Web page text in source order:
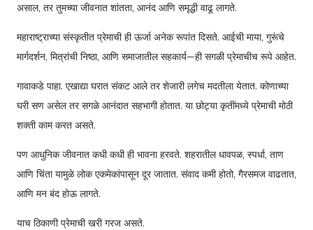
असाल, तर तुमच्या जीवनात शांतता, आनंद आणि समृद्धी वाढू लागते.
महाराष्ट्राच्या संस्कृतीत प्रेमाची ही ऊर्जा अनेक रूपांत दिसते. आईची माया, गुरूंचे
मार्गदर्शन, मित्रांची निष्ठा, आणि समाजातील सहकार्य—ही सगळी प्रेमाचीच रूपे आहेत.
गावाकडे पाहा. एखाद्या घरात संकट आले तर शेजारी लगेच मदतीला येतात. कोणाच्या
घरी सण असेल तर सगळे आनंदात सहभागी होतात. या छोट्या कृतींमध्ये प्रेमाची मोठी
शक्ती काम करत असते.
पण आधुनिक जीवनात कधी कधी ही भावना हरवते. शहरातील धावपळ, स्पर्धा, ताण
आणि चिंता यामुळे लोक एकमेकांपासून दूर जातात. संवाद कमी होतो, गैरसमज वाढतात,
आणि मन बंद होऊ लागते.
याच ठिकाणी प्रेमाची खरी गरज असते.